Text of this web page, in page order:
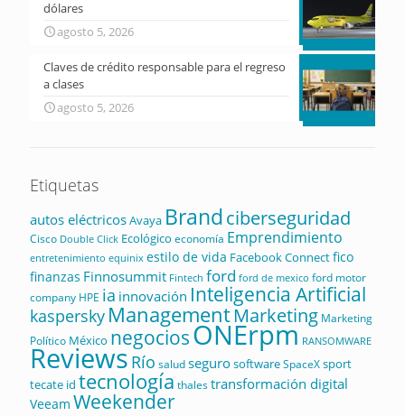
dólares
agosto 5, 2026
Claves de crédito responsable para el regreso
a clases
agosto 5, 2026
Etiquetas
autos eléctricosAvaya Brandciberseguridad
Cisco Double Click Ecológico economía Emprendimiento
entretenimiento equinix estilo de vida Facebook Connectfico
finanzas Finnosummit Fintech ford ford de mexico ford motor
company HPE ia innovación Inteligencia Artificial
kaspersky ManagementMarketing Marketing
Político México negociosONErpm RANSOMWARE
Reviews Río saludsegurosoftwareSpaceXsport
tecate id tecnología thalestransformación digital
Veeam Weekender